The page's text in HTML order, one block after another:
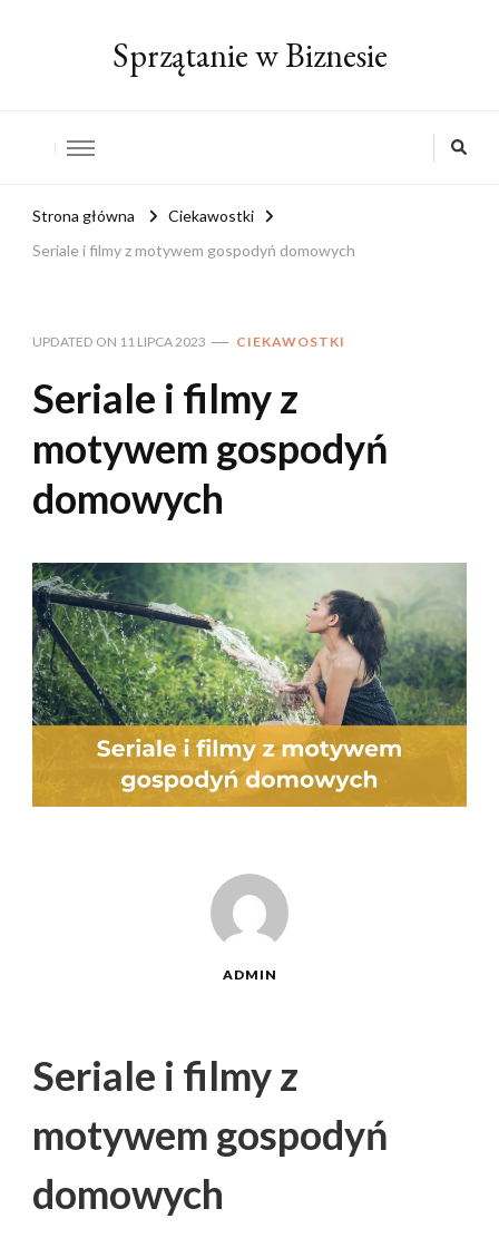
Sprzątanie w Biznesie
Strona główna
Ciekawostki
Seriale i filmy z motywem gospodyń domowych
UPDATED ON 11 LIPCA 2023 CIEKAWOSTKI
Seriale i filmy z
motywem gospodyń
domowych
ADMIN
Seriale i filmy z
motywem gospodyń
domowych